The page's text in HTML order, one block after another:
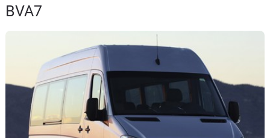
Guide
d'achat
Utilitaires
Flottes
Auto
BVA7